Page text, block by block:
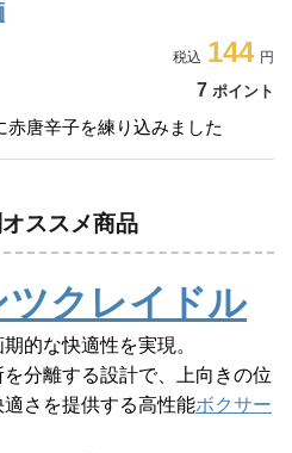
144
7 ポイント
赤唐辛子を練り込みました
ススメ商品
クレイドル
的な快適性を実現。
分離する設計で、上向きの位
さを提供する高性能ボクサー